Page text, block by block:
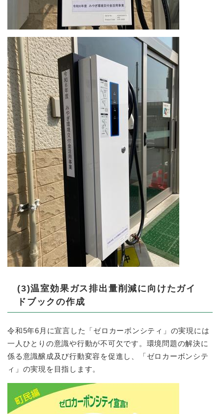
(3)温室効果ガス排出量削減に向けたガイ
ドブックの作成
令和5年6月に宣言した「ゼロカーボンシティ」の実現には
一人ひとりの意識や行動が不可欠です。環境問題の解決に
係る意識醸成及び行動変容を促進し、「ゼロカーボンシテ
ィ」の実現を目指します。